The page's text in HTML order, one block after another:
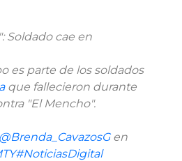
Soldado cae en
es parte de los soldados
que fallecieron durante
"El Mencho".
@Brenda_CavazosGen
#NoticiasDigital